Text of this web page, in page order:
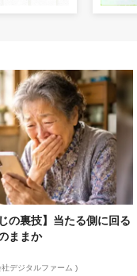
じの裏技】当たる側に回る
ままか
デジタルファーム )